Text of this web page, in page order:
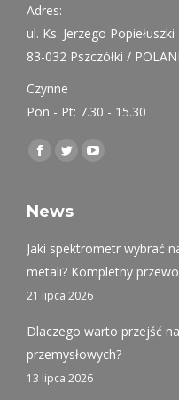
Adres:
ul. Ks. Jerzego Popiełuszki
83-032 Pszczółki /
Czynne
Pon - Pt: 7.30 - 15.30
Find us on:
Facebook
opens
new
window
Twitter
opens
new
window
YouTube
new
window
News
Jaki spektrometr wybrać
metali? Kompletny
21 lipca 2026
Dlaczego warto przejść
przemysłowych?
13 lipca 2026